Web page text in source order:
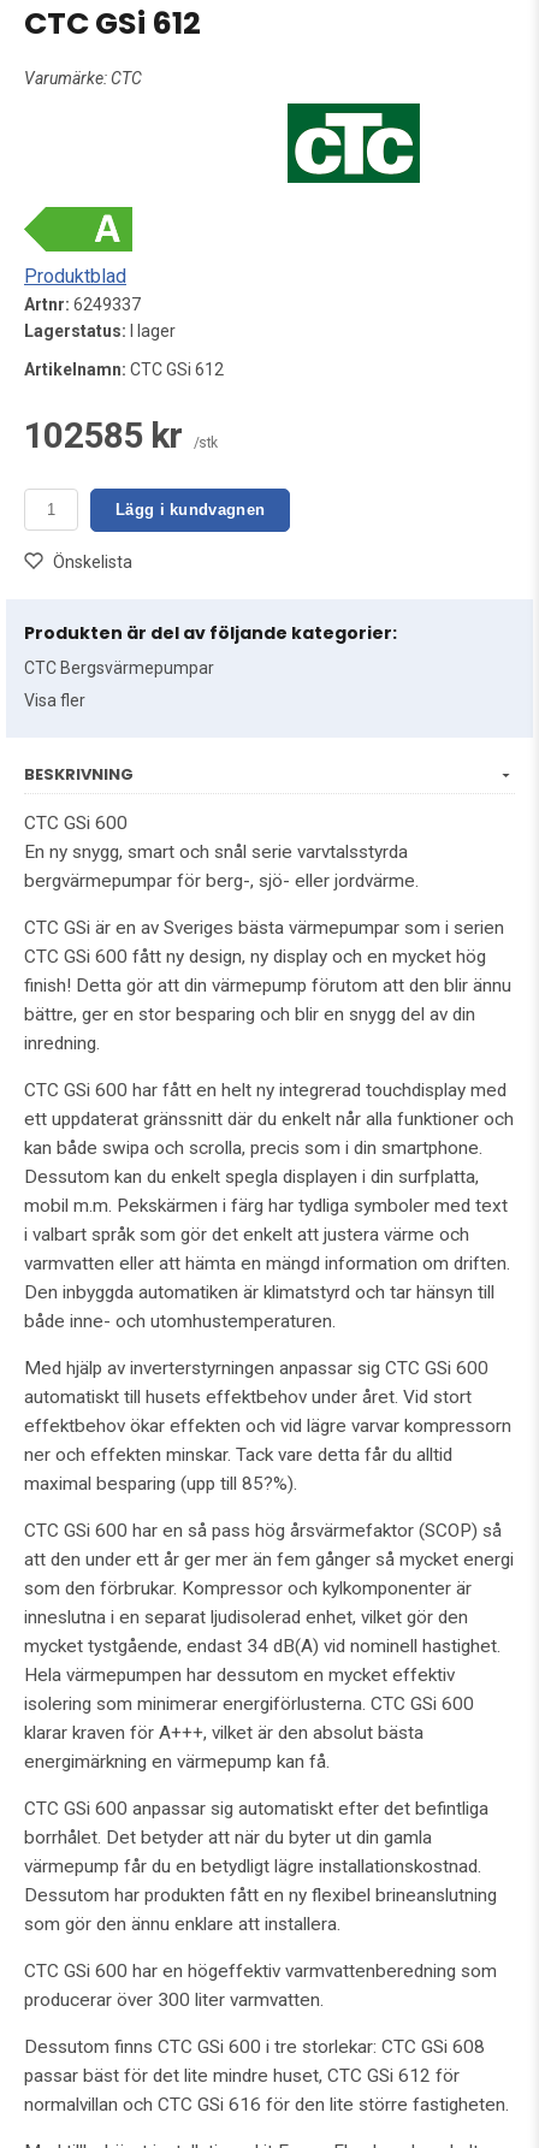
CTC GSi 612
Varumärke: CTC
Produktblad
Artnr: 6249337
Lagerstatus: I lager
Artikelnamn: CTC GSi 612
102585 kr /stk
Lägg i kundvagnen
Önskelista
Produkten är del av följande kategorier:
CTC Bergsvärmepumpar
Visa fler
BESKRIVNING
CTC GSi 600
En ny snygg, smart och snål serie varvtalsstyrda
bergvärmepumpar för berg-, sjö- eller jordvärme.
CTC GSi är en av Sveriges bästa värmepumpar som i serien
CTC GSi 600 fått ny design, ny display och en mycket hög
finish! Detta gör att din värmepump förutom att den blir ännu
bättre, ger en stor besparing och blir en snygg del av din
inredning.
CTC GSi 600 har fått en helt ny integrerad touchdisplay med
ett uppdaterat gränssnitt där du enkelt når alla funktioner och
kan både swipa och scrolla, precis som i din smartphone.
Dessutom kan du enkelt spegla displayen i din surfplatta,
mobil m.m. Pekskärmen i färg har tydliga symboler med text
i valbart språk som gör det enkelt att justera värme och
varmvatten eller att hämta en mängd information om driften.
Den inbyggda automatiken är klimatstyrd och tar hänsyn till
både inne- och utomhustemperaturen.
Med hjälp av inverterstyrningen anpassar sig CTC GSi 600
automatiskt till husets effektbehov under året. Vid stort
effektbehov ökar effekten och vid lägre varvar kompressorn
ner och effekten minskar. Tack vare detta får du alltid
maximal besparing (upp till 85?%).
CTC GSi 600 har en så pass hög årsvärmefaktor (SCOP) så
att den under ett år ger mer än fem gånger så mycket energi
som den förbrukar. Kompressor och kylkomponenter är
inneslutna i en separat ljudisolerad enhet, vilket gör den
mycket tystgående, endast 34 dB(A) vid nominell hastighet.
Hela värmepumpen har dessutom en mycket effektiv
isolering som minimerar energiförlusterna. CTC GSi 600
klarar kraven för A+++, vilket är den absolut bästa
energimärkning en värmepump kan få.
CTC GSi 600 anpassar sig automatiskt efter det befintliga
borrhålet. Det betyder att när du byter ut din gamla
värmepump får du en betydligt lägre installationskostnad.
Dessutom har produkten fått en ny flexibel brineanslutning
som gör den ännu enklare att installera.
CTC GSi 600 har en högeffektiv varmvattenberedning som
producerar över 300 liter varmvatten.
Dessutom finns CTC GSi 600 i tre storlekar: CTC GSi 608
passar bäst för det lite mindre huset, CTC GSi 612 för
normalvillan och CTC GSi 616 för den lite större fastigheten.